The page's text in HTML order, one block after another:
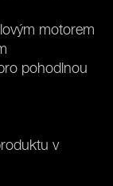
motorem
pohodlnou
v